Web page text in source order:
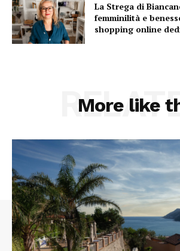
La Strega di
femminilità e
shopping online
More like